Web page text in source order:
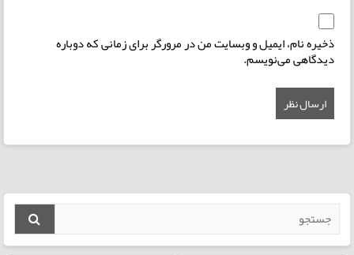
ذخیره نام، ایمیل و وبسایت من در مرورگر برای زمانی که دوباره
دیدگاهی می‌نویسم.